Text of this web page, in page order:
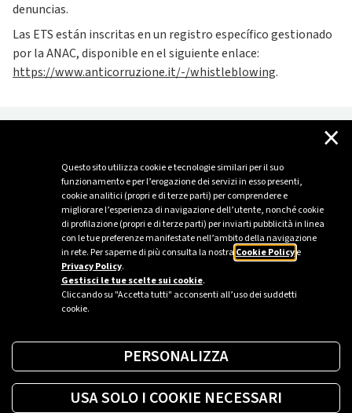
Questo sito utilizza cookie e tecnologie similari per il suo
funzionamento e per l’erogazione dei servizi in esso presenti,
cookie analitici (propri e di terze parti) per comprendere e
migliorare l’esperienza di navigazione dell’utente, nonché cookie
di profilazione (propri e di terze parti) per inviarti pubblicità in linea
con le tue preferenze manifestate nell’ambito della navigazione
in rete. Per saperne di più consulta la nostra Cookie Policye
Privacy Policy.
Gestisci le tue scelte sui cookie.
Cliccando su "Accetta tutti" acconsenti all’uso dei suddetti
cookie.
×
PERSONALIZZA
USA SOLO I COOKIE NECESSARI
denuncias.
Las ETS están inscritas en un registro específico gestionado
por la ANAC, disponible en el siguiente enlace:
https://www.anticorruzione.it/-/whistleblowing.
Aviso sobre el tratamiento de datos para los
Denunciantes
Aviso sobre el tratamiento de datos para las Personas
Denunciadas y Terceros